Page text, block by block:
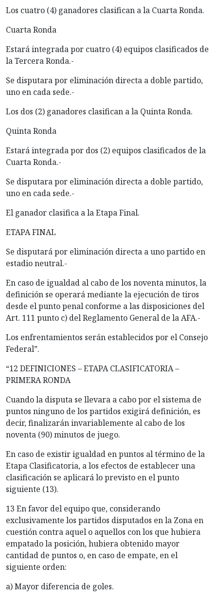
Los cuatro (4) ganadores clasifican a la Cuarta Ronda.
Cuarta Ronda
Estará integrada por cuatro (4) equipos clasificados de
la Tercera Ronda.-
Se disputara por eliminación directa a doble partido,
uno en cada sede.-
Los dos (2) ganadores clasifican a la Quinta Ronda.
Quinta Ronda
Estará integrada por dos (2) equipos clasificados de la
Cuarta Ronda.-
Se disputara por eliminación directa a doble partido,
uno en cada sede.-
El ganador clasifica a la Etapa Final.
ETAPA FINAL
Se disputará por eliminación directa a uno partido en
estadio neutral.-
En caso de igualdad al cabo de los noventa minutos, la
definición se operará mediante la ejecución de tiros
desde el punto penal conforme a las disposiciones del
Art. 111 punto c) del Reglamento General de la AFA.-
Los enfrentamientos serán establecidos por el Consejo
Federal”.
“12 DEFINICIONES – ETAPA CLASIFICATORIA –
PRIMERA RONDA
Cuando la disputa se llevara a cabo por el sistema de
puntos ninguno de los partidos exigirá definición, es
decir, finalizarán invariablemente al cabo de los
noventa (90) minutos de juego.
En caso de existir igualdad en puntos al término de la
Etapa Clasificatoria, a los efectos de establecer una
clasificación se aplicará lo previsto en el punto
siguiente (13).
13 En favor del equipo que, considerando
exclusivamente los partidos disputados en la Zona en
cuestión contra aquel o aquellos con los que hubiera
empatado la posición, hubiera obtenido mayor
cantidad de puntos o, en caso de empate, en el
siguiente orden:
a) Mayor diferencia de goles.